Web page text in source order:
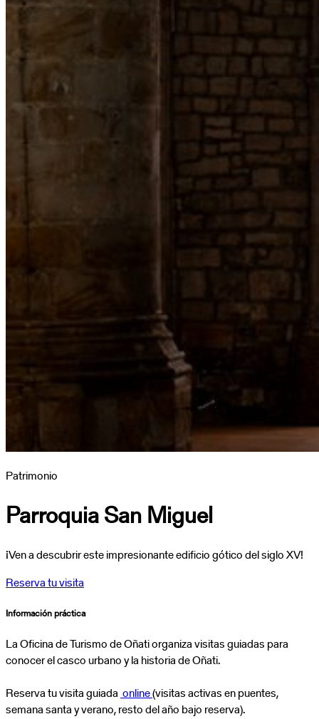
Patrimonio
Parroquia San Miguel
¡Ven a descubrir este impresionante edificio gótico del siglo XV!
Reserva tu visita
Información práctica
La Oficina de Turismo de Oñati organiza visitas guiadas para
conocer el casco urbano y la historia de Oñati.
Reserva tu visita guiada online(visitas activas en puentes,
semana santa y verano, resto del año bajo reserva).